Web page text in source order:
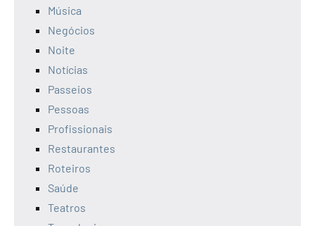
Música
Negócios
Noite
Notícias
Passeios
Pessoas
Profissionais
Restaurantes
Roteiros
Saúde
Teatros